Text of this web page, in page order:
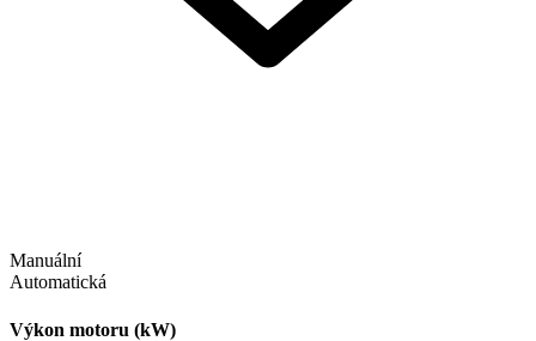
Manuální
Automatická
Výkon motoru (kW)